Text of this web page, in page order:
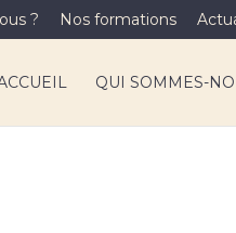
? Nos formations
QUI SOMMES-